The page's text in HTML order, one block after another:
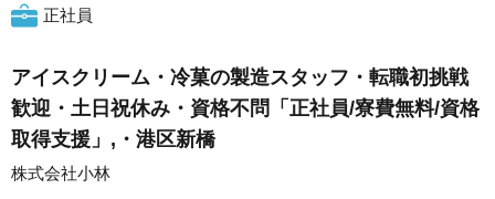
正社員
アイスクリーム・冷菓の製造スタッフ・転職初挑戦
歓迎・土日祝休み・資格不問「正社員/寮費無料/資格
取得支援」,・港区新橋
株式会社小林